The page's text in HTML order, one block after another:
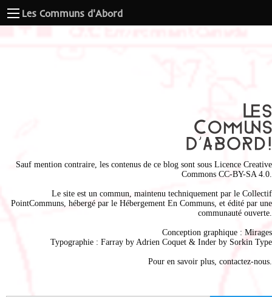
Les Communs d'Abord
Sauf mention contraire, les contenus de ce blog sont sous Licence Creative
Commons CC-BY-SA 4.0
Le site est un commun, maintenu techniquement par le Collectif
PointCommuns , hébergé par le Hébergement En Communs , et édité par une
communauté ouverte.
Conception graphique : Mirages
Typographie : Farray by Adrien Coquet & Inder by Sorkin Type
Pour en savoir plus, contactez-nous